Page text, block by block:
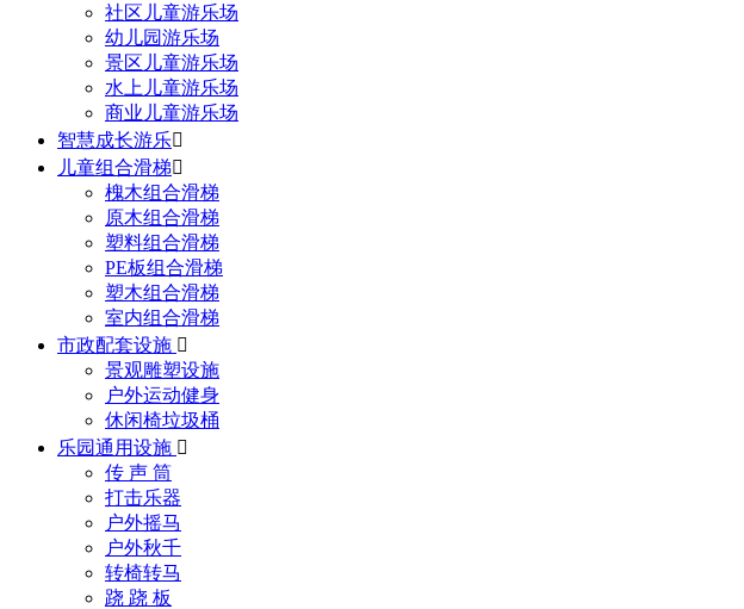
社区儿童游乐场
幼儿园游乐场
景区儿童游乐场
水上儿童游乐场
商业儿童游乐场
智慧成长游乐
儿童组合滑梯
槐木组合滑梯
原木组合滑梯
塑料组合滑梯
PE板组合滑梯
塑木组合滑梯
室内组合滑梯
市政配套设施 
景观雕塑设施
户外运动健身
休闲椅垃圾桶
乐园通用设施 
传 声 筒
打击乐器
户外摇马
户外秋千
转椅转马
跷 跷 板